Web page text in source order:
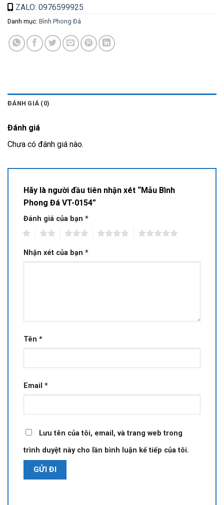
ZALO: 0976599925
Danh mục: Bình Phong Đá
ĐÁNH GIÁ (0)
Đánh giá
Chưa có đánh giá nào.
Hãy là người đầu tiên nhận xét “Mẫu Bình
Phong Đá VT-0154”
Đánh giá của bạn *
Nhận xét của bạn *
Tên *
Email *
Lưu tên của tôi, email, và trang web trong
trình duyệt này cho lần bình luận kế tiếp của tôi.